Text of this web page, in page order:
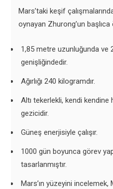
Mars’taki keşif
oynayan Zhurong’un
1,85 metre uzunluğunda ve
genişliğindedir.
Ağırlığı 240 kilogramdır.
Altı tekerlekli, kendi
gezicidir.
Güneş enerjisiyle çalışır.
1000 gün boyunca görev
tasarlanmıştır.
Mars’ın yüzeyini